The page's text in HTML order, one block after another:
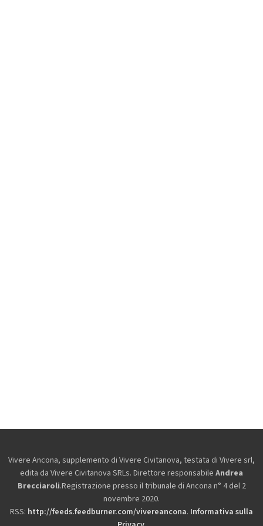
Vivere Ancona, supplemento di Vivere Civitanova, testata di Vivere srl,
edita da Vivere Civitanova SRLs. Direttore responsabile Andrea
Brecciaroli.Registrazione presso il tribunale di Ancona n° 4 del 2
novembre 2020.
RSS: http://feeds.feedburner.com/vivereancona. Informativa sulla